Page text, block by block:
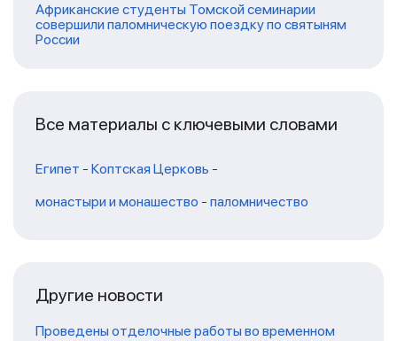
Африканские студенты Томской семинарии
совершили паломническую поездку по святыням
России
Все материалы с ключевыми словами
Египет - Коптская Церковь -
монастыри и монашество - паломничество
Другие новости
Проведены отделочные работы во временном